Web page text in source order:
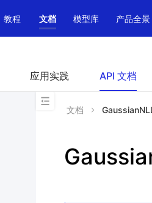
教程 文档 模型库 产品全景
应用实践 API 文档
文档